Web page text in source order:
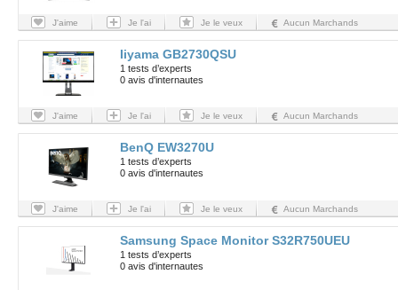
J'aime Je l'ai Je le veux Aucun Marchands
Iiyama GB2730QSU
1 tests d’experts
0 avis d'internautes
J'aime Je l'ai Je le veux Aucun Marchands
BenQ EW3270U
1 tests d’experts
0 avis d'internautes
J'aime Je l'ai Je le veux Aucun Marchands
Samsung Space Monitor S32R750UEU
1 tests d’experts
0 avis d'internautes